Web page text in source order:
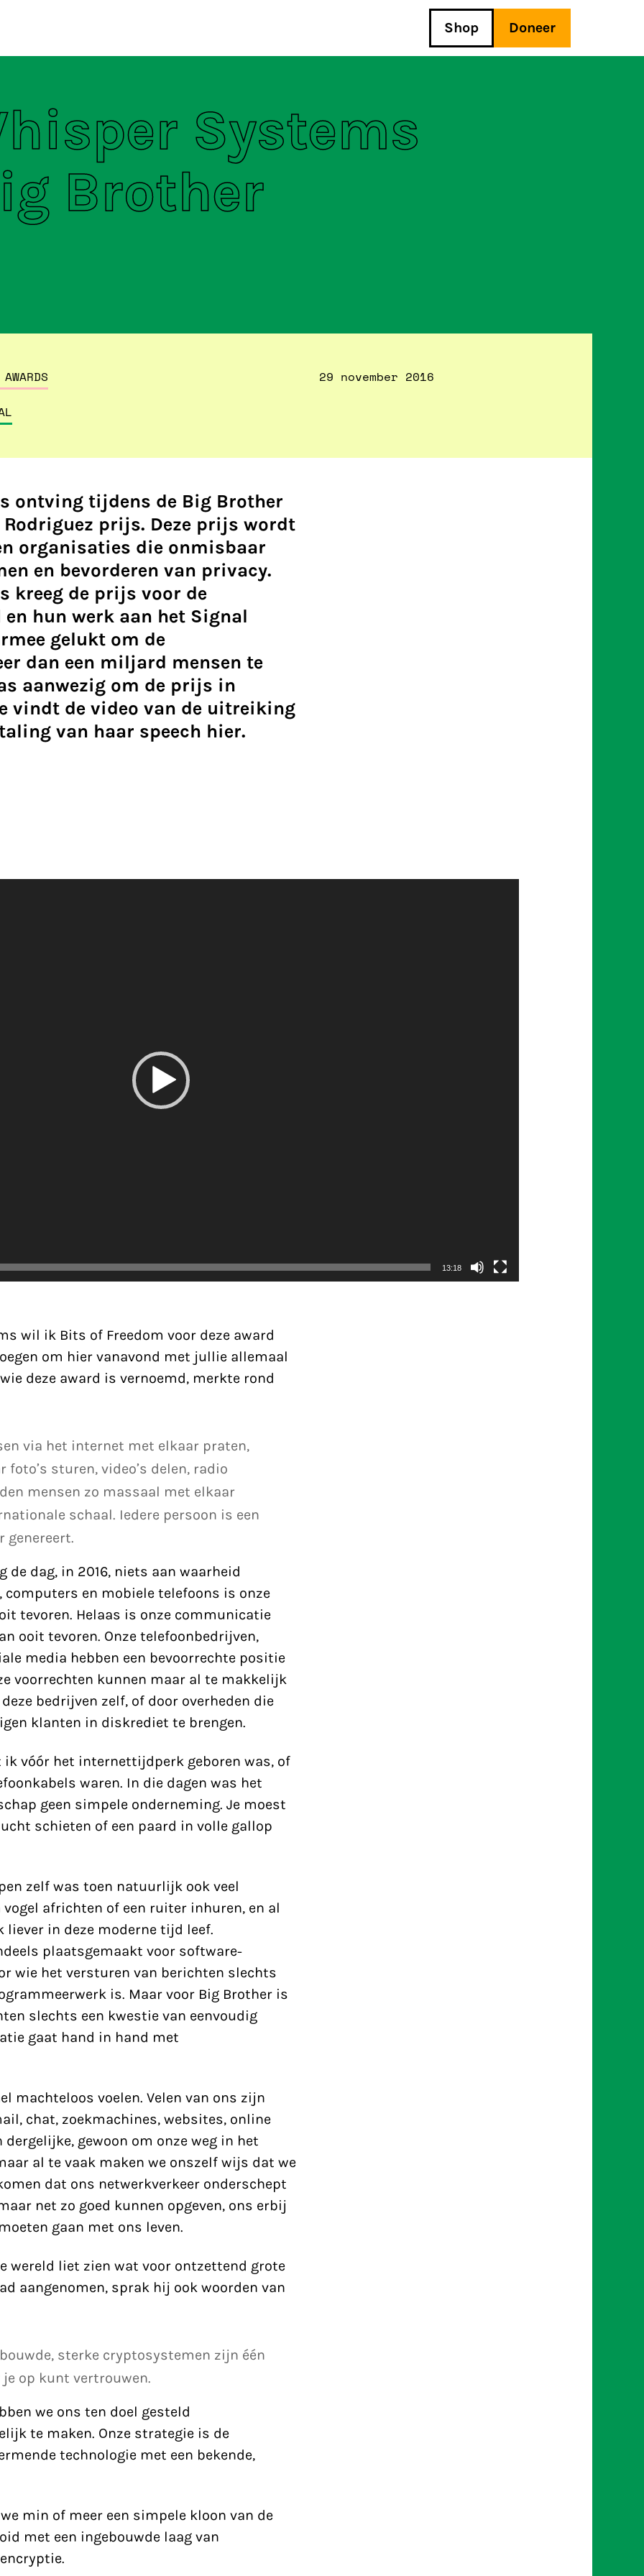
Shop Doneer
Systems
Brother
29 november 2016
ontving tijdens de Big Brother
Rodriguez prijs. Deze prijs wordt
organisaties die onmisbaar
en bevorderen van privacy.
kreeg de prijs voor de
hun werk aan het Signal
gelukt om de
dan een miljard mensen te
aanwezig om de prijs in
vindt de video van de uitreiking
van haar speech hier.
13:18
wil ik Bits of Freedom voor deze award
om hier vanavond met jullie allemaal
deze award is vernoemd, merkte rond
via het internet met elkaar praten,
sturen, video’s delen, radio
mensen zo massaal met elkaar
schaal. Iedere persoon is een
genereert.
de dag, in 2016, niets aan waarheid
en mobiele telefoons is onze
tevoren. Helaas is onze communicatie
ooit tevoren. Onze telefoonbedrijven,
media hebben een bevoorrechte positie
voorrechten kunnen maar al te makkelijk
bedrijven zelf, of door overheden die
klanten in diskrediet te brengen.
vóór het internettijdperk geboren was, of
waren. In die dagen was het
geen simpele onderneming. Je moest
schieten of een paard in volle gallop
zelf was toen natuurlijk ook veel
africhten of een ruiter inhuren, en al
in deze moderne tijd leef.
plaatsgemaakt voor software-
wie het versturen van berichten slechts
is. Maar voor Big Brother is
slechts een kwestie van eenvoudig
gaat hand in hand met
machteloos voelen. Velen van ons zijn
chat, zoekmachines, websites, online
gewoon om onze weg in het
al te vaak maken we onszelf wijs dat we
dat ons netwerkverkeer onderschept
net zo goed kunnen opgeven, ons erbij
gaan met ons leven.
wereld liet zien wat voor ontzettend grote
aangenomen, sprak hij ook woorden van
sterke cryptosystemen zijn één
op kunt vertrouwen.
we ons ten doel gesteld
te maken. Onze strategie is de
technologie met een bekende,
min of meer een simpele kloon van de
met een ingebouwde laag van